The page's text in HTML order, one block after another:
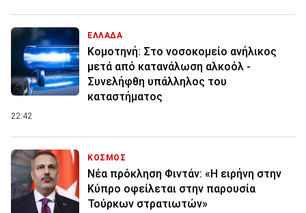
ΕΛΛΑΔΑ
Κομοτηνή: Στο νοσοκομείο ανήλικος
μετά από κατανάλωση αλκοόλ -
Συνελήφθη υπάλληλος του
καταστήματος
22:42
ΚΟΣΜΟΣ
Νέα πρόκληση Φιντάν: «Η ειρήνη στην
Κύπρο οφείλεται στην παρουσία
Τούρκων στρατιωτών»